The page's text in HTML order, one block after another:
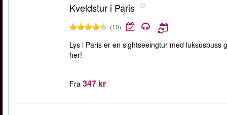
Kveldstur i Paris
(10)
Lys i Paris er en sightseeingtur med
her!
Fra 347 kr